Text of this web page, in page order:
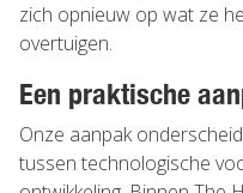
zich opnieuw op wat ze
overtuigen.
Een praktische
Onze aanpak
tussen technologische